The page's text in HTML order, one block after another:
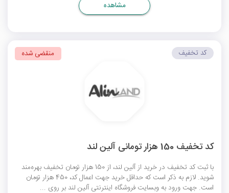
مشاهده
کد تخفیف 150 هزار تومانی آلین لند
با ثبت کد تخفیف در خرید از آلین لند، از 150 هزار تومان تخفیف بهره‌مند
شوید. لازم به ذکر است که حداقل خرید جهت اعمال کد، 450 هزار تومان
است. جهت ورود به وبسایت فروشگاه اینترنتی آلین لند بر روی ...
کد تخفیف منقضی شده